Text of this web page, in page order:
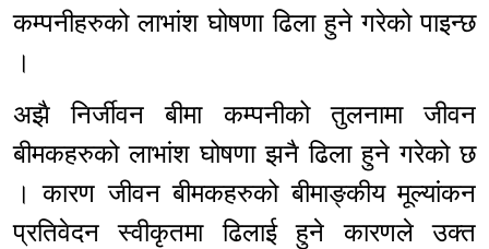
कम्पनीहरुको लाभांश घोषणा ढिला हुने गरेको पाइन्छ
।
अझै निर्जीवन बीमा कम्पनीको तुलनामा जीवन
बीमकहरुको लाभांश घोषणा झनै ढिला हुने गरेको छ
। कारण जीवन बीमकहरुको बीमाङ्कीय मूल्यांकन
प्रतिवेदन स्वीकृतमा ढिलाई हुने कारणले उक्त